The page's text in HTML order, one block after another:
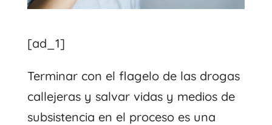
[ad_1]
Terminar con el flagelo de las drogas
callejeras y salvar vidas y medios de
subsistencia en el proceso es una